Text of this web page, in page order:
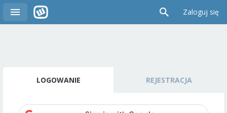
Zaloguj się
LOGOWANIE REJESTRACJA